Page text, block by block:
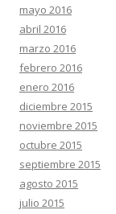
mayo 2016
abril 2016
marzo 2016
febrero 2016
enero 2016
diciembre 2015
noviembre 2015
octubre 2015
septiembre 2015
agosto 2015
julio 2015